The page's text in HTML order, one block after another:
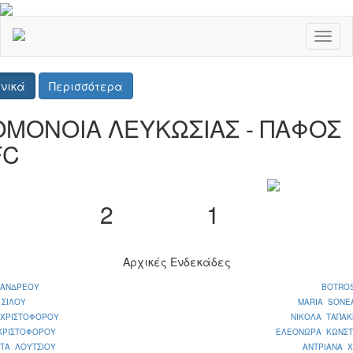
Περισσότερα
ΛΕΥΚΩΣΙΑΣ - ΠΑΦΟΣ
2
1
Αρχικές Ενδεκάδες
ΛΟΥΤΣΙΟΥ
MARIA
ΝΙΚΟΛΑ
ΕΛΕΟΝΩΡΑ
ΑΝΤΡΙΑΝΑ